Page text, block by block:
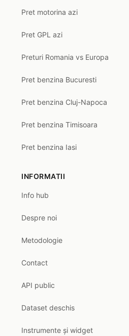
Pret motorina azi
Pret GPL azi
Preturi Romania vs Europa
Pret benzina Bucuresti
Pret benzina Cluj-Napoca
Pret benzina Timisoara
Pret benzina Iasi
INFORMATII
Info hub
Despre noi
Metodologie
Contact
API public
Dataset deschis
Instrumente și widget